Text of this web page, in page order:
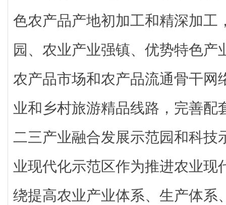
色农产品产地初加工和精深加工
园、农业产业强镇、优势特色产
农产品市场和农产品流通骨干网
业和乡村旅游精品线路，完善配
二三产业融合发展示范园和科技
业现代化示范区作为推进农业现
绕提高农业产业体系、生产体系